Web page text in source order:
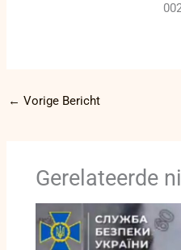
← Vorige Bericht
Gerelateerde